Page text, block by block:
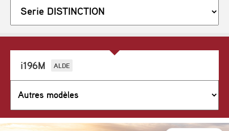
i196M ALDE